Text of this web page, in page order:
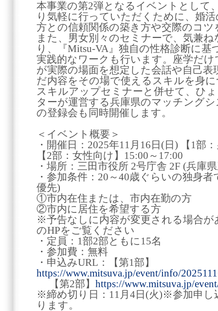
本事業の第2弾となるイベントとして
り気軽に行っていただくために、婚
方との信頼関係の築き方や交際のコツ
また、男女別々のセミナーで、気兼
り、『Mitsu-VA』独自の性格診断に
実践的なワークも行います。座学だ
が実際の場面を想定した会話や自己
だ内容をその場で使えるスキルを身
スキルアップセミナーと併せて、ひ
ターが運営する兵庫県のマッチング
の登録会も同時開催します。
＜イベント概要＞
・開催日：2025年11月16日(日) 【1部
【2部：女性向け】15:00～17:00
・場所：三田市役所 2号庁舎 2F (兵庫
・参加条件：20～40歳ぐらいの独
優先)
①市内在住または、市内在勤の方
②市内に居住を希望する方
※予告なしに内容が変更される場合が
のHPをご覧ください
・定員：1部2部ともに15名
・参加費：無料
・申込みURL：【第1部】
https://www.mitsuva.jp/event/info/
【第2部】 https://www.mitsuva.jp/
※締め切り日：11月4日(火)※参加申し
ります。